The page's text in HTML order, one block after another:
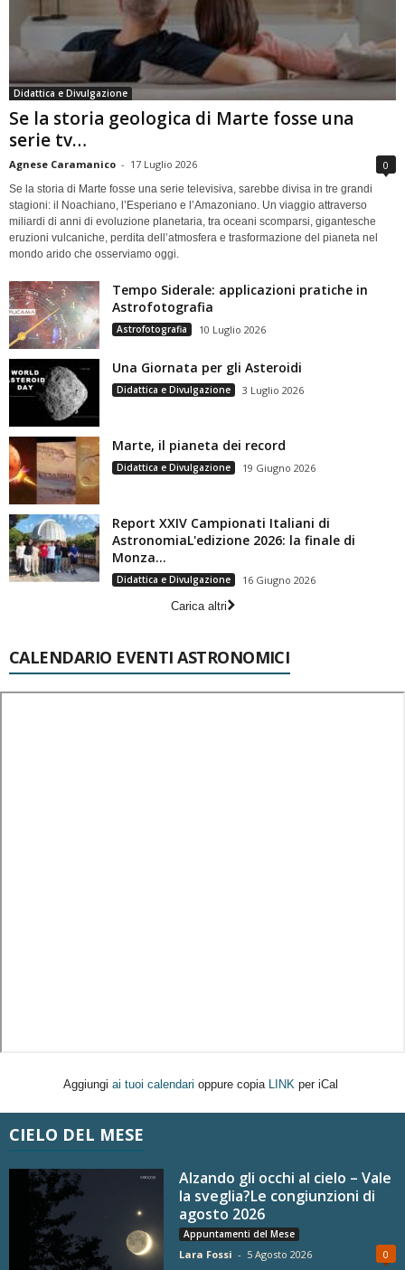
Didattica e Divulgazione
Se la storia geologica di Marte fosse una
serie tv…
Agnese Caramanico - 17 Luglio 2026 0
Se la storia di Marte fosse una serie televisiva, sarebbe divisa in tre grandi
stagioni: il Noachiano, l’Esperiano e l’Amazoniano. Un viaggio attraverso
miliardi di anni di evoluzione planetaria, tra oceani scomparsi, gigantesche
eruzioni vulcaniche, perdita dell’atmosfera e trasformazione del pianeta nel
mondo arido che osserviamo oggi.
Tempo Siderale: applicazioni pratiche in
Astrofotografia
Astrofotografia 10 Luglio 2026
Una Giornata per gli Asteroidi
Didattica e Divulgazione 3 Luglio 2026
Marte, il pianeta dei record
Didattica e Divulgazione 19 Giugno 2026
Report XXIV Campionati Italiani di
AstronomiaL'edizione 2026: la finale di
Monza...
Didattica e Divulgazione
16 Giugno 2026
Carica altri
CALENDARIO EVENTI ASTRONOMICI
Aggiungi ai tuoi calendari oppure copia LINK per iCal
CIELO DEL MESE
Alzando gli occhi al cielo – Vale
la sveglia?Le congiunzioni di
agosto 2026
Appuntamenti del Mese
Lara Fossi - 5 Agosto 2026 0